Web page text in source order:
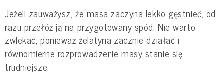
Jeżeli zauważysz, że masa zaczyna lekko gęstnieć, od
razu przełóż ją na przygotowany spód. Nie warto
zwlekać, ponieważ żelatyna zacznie działać i
równomierne rozprowadzenie masy stanie się
trudniejsze.